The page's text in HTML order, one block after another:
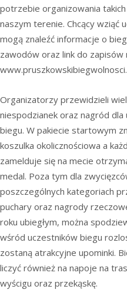
potrzebie organizowania
naszym terenie. Chcący wziąć
mogą znaleźć informacje o
zawodów oraz link do zapisów
Organizatorzy przewidzieli
niespodzianek oraz nagród dla
biegu. W pakiecie startowym
koszulka okolicznościowa a
zamelduje się na mecie
medal. Poza tym dla
poszczególnych kategoriach
puchary oraz nagrody
roku ubiegłym, można
wśród uczestników biegu
zostaną atrakcyjne upominki.
liczyć również na napoje na
wyścigu oraz przekąskę.